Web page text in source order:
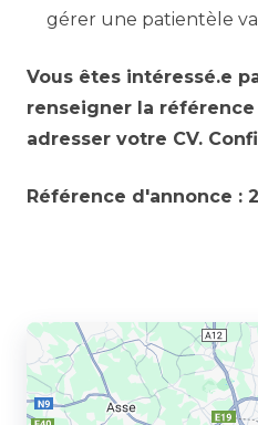
gérer une patientèle
Vous êtes intéressé.e
renseigner la
adresser votre CV.
Référence d'annonce :